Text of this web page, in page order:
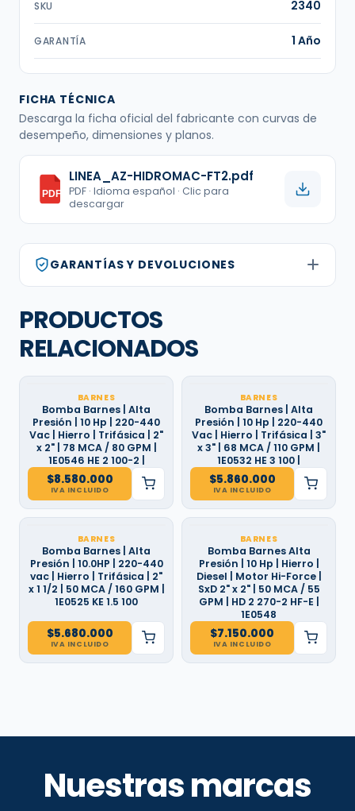
SKU 2340
GARANTÍA 1 Año
FICHA TÉCNICA
Descarga la ficha oficial del fabricante con curvas de
desempeño, dimensiones y planos.
PDF
LINEA_AZ-HIDROMAC-FT2.pdf
PDF · Idioma español · Clic para
descargar
GARANTÍAS Y DEVOLUCIONES
PRODUCTOS
RELACIONADOS
BARNES
Bomba Barnes | Alta
Presión | 10 Hp | 220-440
Vac | Hierro | Trifásica | 2"
x 2" | 78 MCA / 80 GPM |
1E0546 HE 2 100-2 |
$8.580.000
IVA INCLUIDO
BARNES
Bomba Barnes | Alta
Presión | 10 Hp | 220-440
Vac | Hierro | Trifásica | 3"
x 3" | 68 MCA / 110 GPM |
1E0532 HE 3 100 |
$5.860.000
IVA INCLUIDO
BARNES
Bomba Barnes | Alta
Presión | 10.0HP | 220-440
vac | Hierro | Trifásica | 2"
x 1 1/2 | 50 MCA / 160 GPM |
1E0525 KE 1.5 100
$5.680.000
IVA INCLUIDO
BARNES
Bomba Barnes Alta
Presión | 10 Hp | Hierro |
Diesel | Motor Hi-Force |
SxD 2" x 2" | 50 MCA / 55
GPM | HD 2 270-2 HF-E |
1E0548
$7.150.000
IVA INCLUIDO
Nuestras marcas